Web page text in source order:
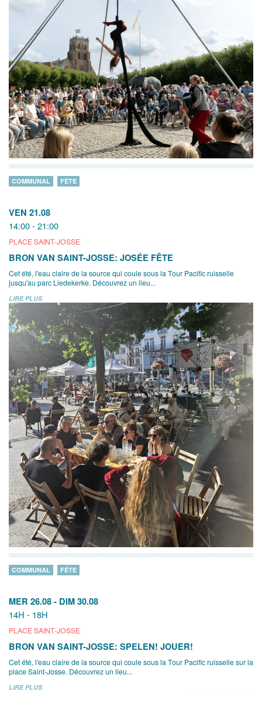
VEN 21.08
14:00 - 21:00
PLACE SAINT-JOSSE
COMMUNAL FÊTE
BRON VAN SAINT-JOSSE: JOSÉE FÊTE
Cet été, l'eau claire de la source qui coule sous la Tour Pacific ruisselle
jusqu'au parc Liedekerke. Découvrez un lieu...
LIRE PLUS
MER 26.08 - DIM 30.08
14H - 18H
PLACE SAINT-JOSSE
COMMUNAL FÊTE
BRON VAN SAINT-JOSSE: SPELEN! JOUER!
Cet été, l'eau claire de la source qui coule sous la Tour Pacific ruisselle sur la
place Saint-Josse. Découvrez un lieu...
LIRE PLUS